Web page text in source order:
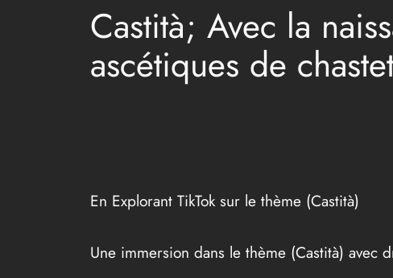
Castità; Avec la
ascétiques de
En Explorant TikTok sur le thème (Castità)
Une immersion dans le thème (Castità) avec